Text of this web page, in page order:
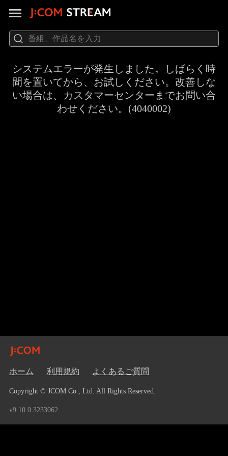
システムエラーが発生しました。しばらく時
間を置いてから、お試しください。改善しな
い場合は、カスタマーセンターまでお問い合
わせください。(4040002)
ホーム 利用規約 よくあるご質問
Copyright © JCOM Co., Ltd. All Rights Reserved.
v9.10.0.3233062